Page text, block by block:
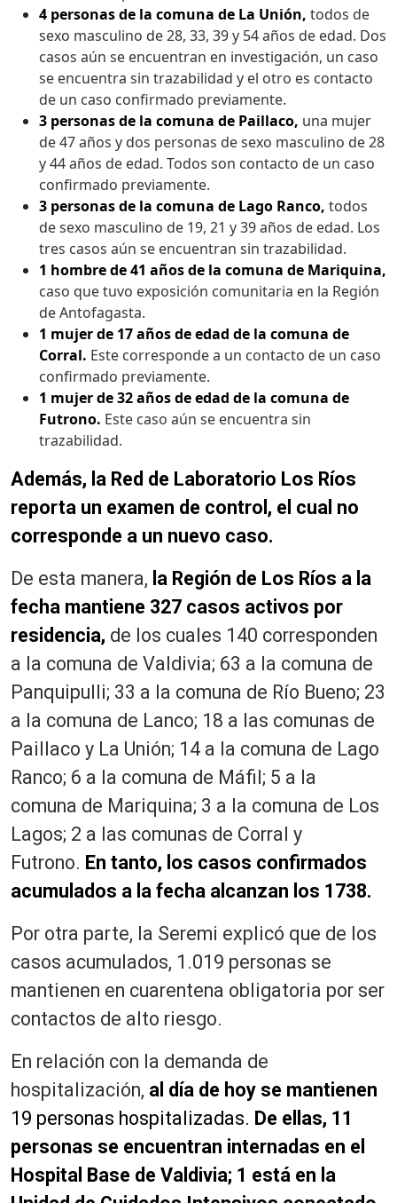
4 personas de la comuna de La Unión, todos de
sexo masculino de 28, 33, 39 y 54 años de edad. Dos
casos aún se encuentran en investigación, un caso
se encuentra sin trazabilidad y el otro es contacto
de un caso confirmado previamente.
3 personas de la comuna de Paillaco, una mujer
de 47 años y dos personas de sexo masculino de 28
y 44 años de edad. Todos son contacto de un caso
confirmado previamente.
3 personas de la comuna de Lago Ranco, todos
de sexo masculino de 19, 21 y 39 años de edad. Los
tres casos aún se encuentran sin trazabilidad.
1 hombre de 41 años de la comuna de Mariquina,
caso que tuvo exposición comunitaria en la Región
de Antofagasta.
1 mujer de 17 años de edad de la comuna de
Corral. Este corresponde a un contacto de un caso
confirmado previamente.
1 mujer de 32 años de edad de la comuna de
Futrono. Este caso aún se encuentra sin
trazabilidad.
Además, la Red de Laboratorio Los Ríos
reporta un examen de control, el cual no
corresponde a un nuevo caso.
De esta manera, la Región de Los Ríos a la
fecha mantiene 327 casos activos por
residencia, de los cuales 140 corresponden
a la comuna de Valdivia; 63 a la comuna de
Panquipulli; 33 a la comuna de Río Bueno; 23
a la comuna de Lanco; 18 a las comunas de
Paillaco y La Unión; 14 a la comuna de Lago
Ranco; 6 a la comuna de Máfil; 5 a la
comuna de Mariquina; 3 a la comuna de Los
Lagos; 2 a las comunas de Corral y
Futrono. En tanto, los casos confirmados
acumulados a la fecha alcanzan los 1738.
Por otra parte, la Seremi explicó que de los
casos acumulados, 1.019 personas se
mantienen en cuarentena obligatoria por ser
contactos de alto riesgo.
En relación con la demanda de
hospitalización, al día de hoy se mantienen
19 personas hospitalizadas. De ellas, 11
personas se encuentran internadas en el
Hospital Base de Valdivia; 1 está en la